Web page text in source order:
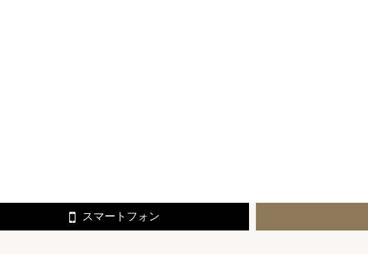
スマートフォン